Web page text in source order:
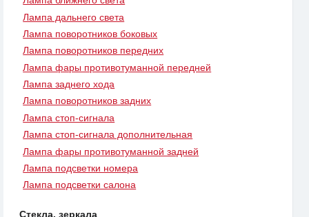
Лампа дальнего света
Лампа поворотников боковых
Лампа поворотников передних
Лампа фары противотуманной передней
Лампа заднего хода
Лампа поворотников задних
Лампа стоп-сигнала
Лампа стоп-сигнала дополнительная
Лампа фары противотуманной задней
Лампа подсветки номера
Лампа подсветки салона
Стекла, зеркала